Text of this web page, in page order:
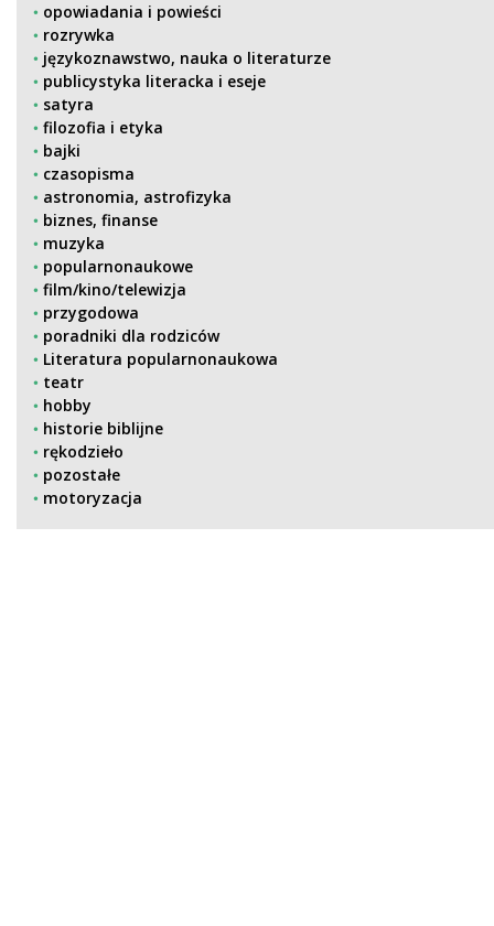
opowiadania i powieści
rozrywka
językoznawstwo, nauka o literaturze
publicystyka literacka i eseje
satyra
filozofia i etyka
bajki
czasopisma
astronomia, astrofizyka
biznes, finanse
muzyka
popularnonaukowe
film/kino/telewizja
przygodowa
poradniki dla rodziców
Literatura popularnonaukowa
teatr
hobby
historie biblijne
rękodzieło
pozostałe
motoryzacja